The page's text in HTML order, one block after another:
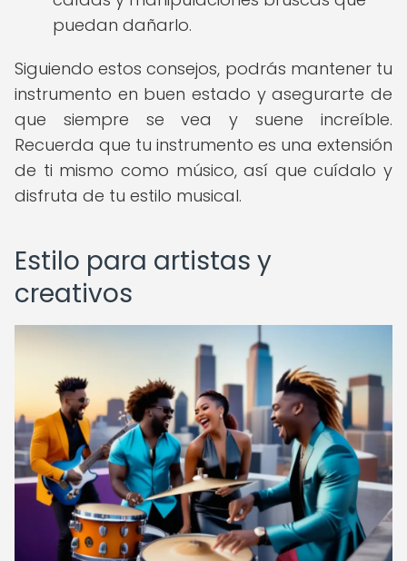
puedan dañarlo.
Siguiendo estos consejos, podrás mantener tu
instrumento en buen estado y asegurarte de
que siempre se vea y suene increíble.
Recuerda que tu instrumento es una extensión
de ti mismo como músico, así que cuídalo y
disfruta de tu estilo musical.
Estilo para artistas y
creativos